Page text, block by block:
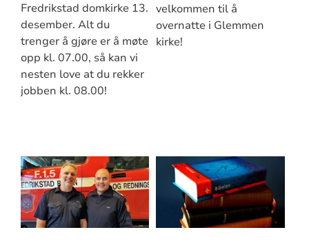
Fredrikstad domkirke 13.
desember. Alt du
trenger å gjøre er å møte
opp kl. 07.00, så kan vi
nesten love at du rekker
jobben kl. 08.00!
velkommen til å
overnatte i Glemmen
kirke!